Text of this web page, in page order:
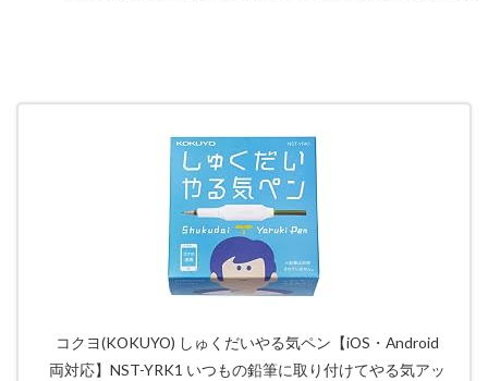
コクヨ(KOKUYO) しゅくだいやる気ペン【iOS・Android
両対応】NST-YRK1 いつもの鉛筆に取り付けてやる気アッ